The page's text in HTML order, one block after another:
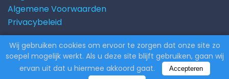
Algemene Voorwaarden
Privacybeleid
© 2026 Carito.com. | Alle rechten voorbehouden |
Powered byCodiCo.io
Wij gebruiken cookies om ervoor te zorgen dat onze site zo
soepel mogelijk werkt. Als u deze site blijft gebruiken, gaan wij
ervan uit dat u hiermee akkoord gaat.
Accepteren